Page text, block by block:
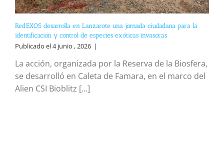
RedEXOS desarrolla en Lanzarote una jornada ciudadana para la
identificación y control de especies exóticas invasoras
Publicado el 4 junio , 2026 |
La acción, organizada por la Reserva de la Biosfera,
se desarrolló en Caleta de Famara, en el marco del
Alien CSI Bioblitz [...]